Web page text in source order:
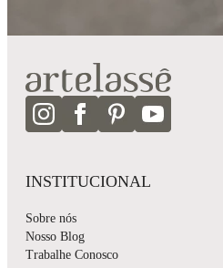
INSTITUCIONAL
Sobre nós
Nosso Blog
Trabalhe Conosco